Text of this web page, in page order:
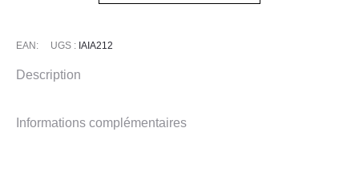
EAN: UGS : IAIA212
Description
Informations complémentaires